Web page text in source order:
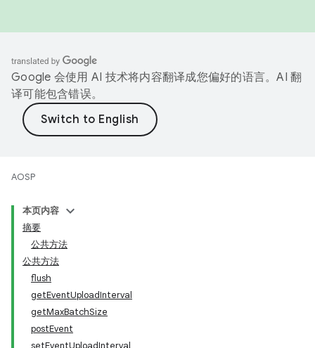
Google 会使用 AI 技术将内容翻译成您偏好的语言。AI 翻
译可能包含错误。
AOSP
本页内容
摘要
公共方法
公共方法
flush
getEventUploadInterval
getMaxBatchSize
postEvent
setEventUploadInterval